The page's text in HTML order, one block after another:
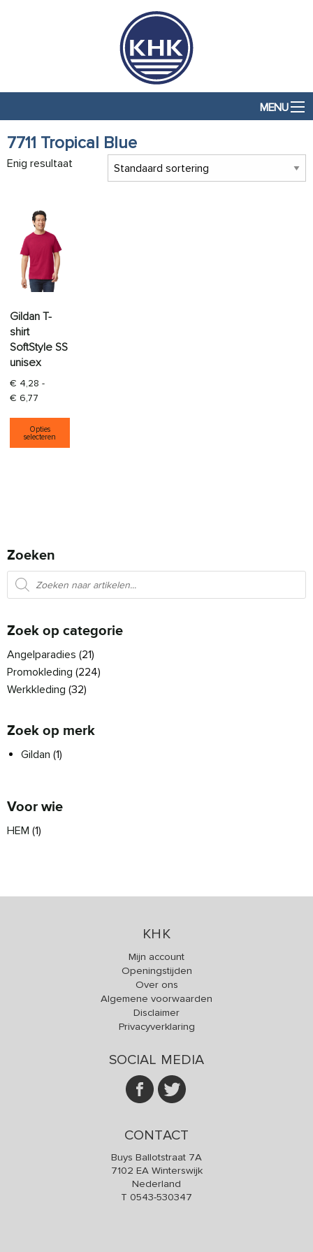
MENU
7711 Tropical Blue
Enig resultaat
Gildan T-
shirt
SoftStyle SS
unisex
€ 4,28 -
€ 6,77
Opties
selecteren
Dit product heeft meerdere variaties. Deze optie
Zoeken
Producten zoeken
Zoek op categorie
Angelparadies (21)
Promokleding (224)
Werkkleding (32)
Zoek op merk
Gildan (1)
Voor wie
HEM (1)
KHK
Mijn account
Openingstijden
Over ons
Algemene voorwaarden
Disclaimer
Privacyverklaring
SOCIAL MEDIA
CONTACT
Buys Ballotstraat 7A
7102 EA Winterswijk
Nederland
T 0543-530347